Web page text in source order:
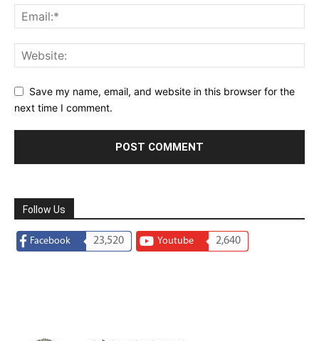
Save my name, email, and website in this browser for the
next time I comment.
Follow Us
Facebook 23,520 Youtube 2,640